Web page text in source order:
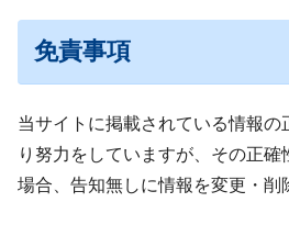
免責事項
当サイトに掲載されている情報の
り努力をしていますが、その正確
場合、告知無しに情報を変更・削